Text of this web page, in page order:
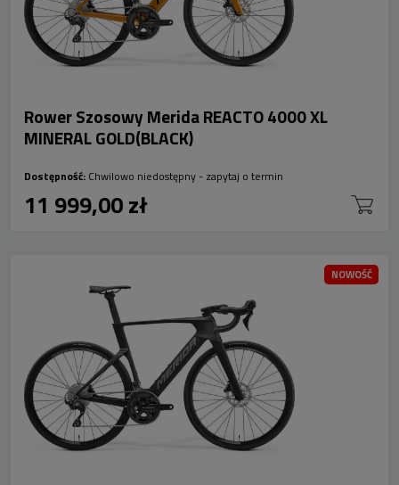
Rower Szosowy Merida REACTO 4000 XL
MINERAL GOLD(BLACK)
Dostępność: Chwilowo niedostępny - zapytaj o termin
11 999,00 zł
NOWOŚĆ